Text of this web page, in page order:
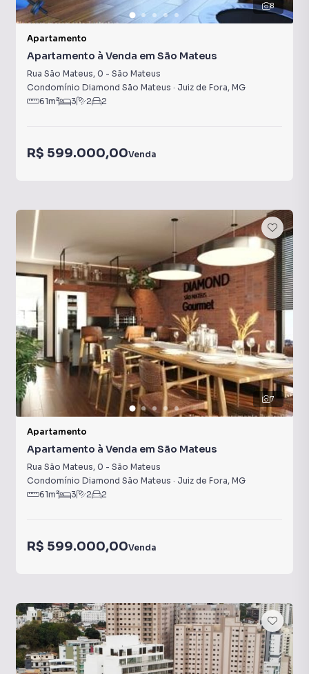
8
Apartamento
Apartamento à Venda em São Mateus
Rua São Mateus, 0 - São Mateus
Condomínio Diamond São Mateus · Juiz de Fora, MG
61m² 3 2 2
R$ 599.000,00Venda
7
Apartamento
Apartamento à Venda em São Mateus
Rua São Mateus, 0 - São Mateus
Condomínio Diamond São Mateus · Juiz de Fora, MG
61m² 3 2 2
R$ 599.000,00Venda